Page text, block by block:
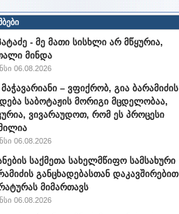
- მე მათი სისხლი არ მწყურია,
მინდა
06.08.2026
– ვფიქრობ, გია ბარამიძის
საბოტაჟის მორიგი მცდელობაა,
ვივარაუდოთ, რომ ეს პროცესი
06.08.2026
საქმეთა სახელმწიფო სამსახური
განცხადებასთან დაკავშირებით
მიმართავს
06.08.2026